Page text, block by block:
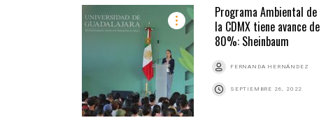
Programa Ambiental de
la CDMX tiene avance de
80%: Sheinbaum
FERNANDA HERNÁNDEZ
SEPTIEMBRE 26, 2022